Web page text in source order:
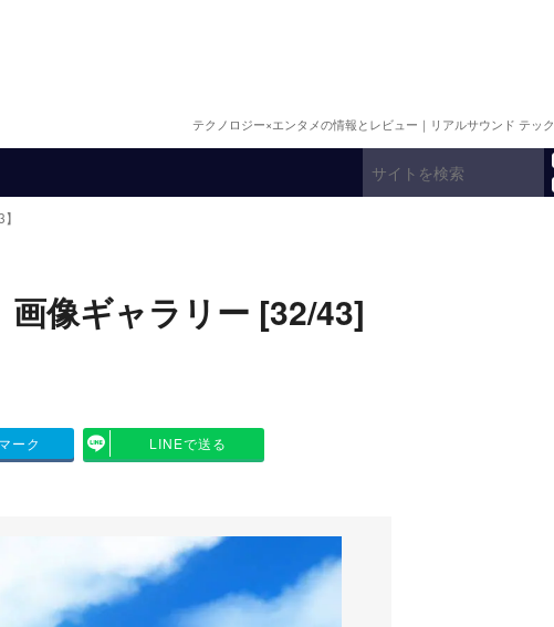
テクノロジー×エンタメの情報とレビュー｜リアルサウンド テック
像ギャラリー [32/43]
ーク LINEで送る